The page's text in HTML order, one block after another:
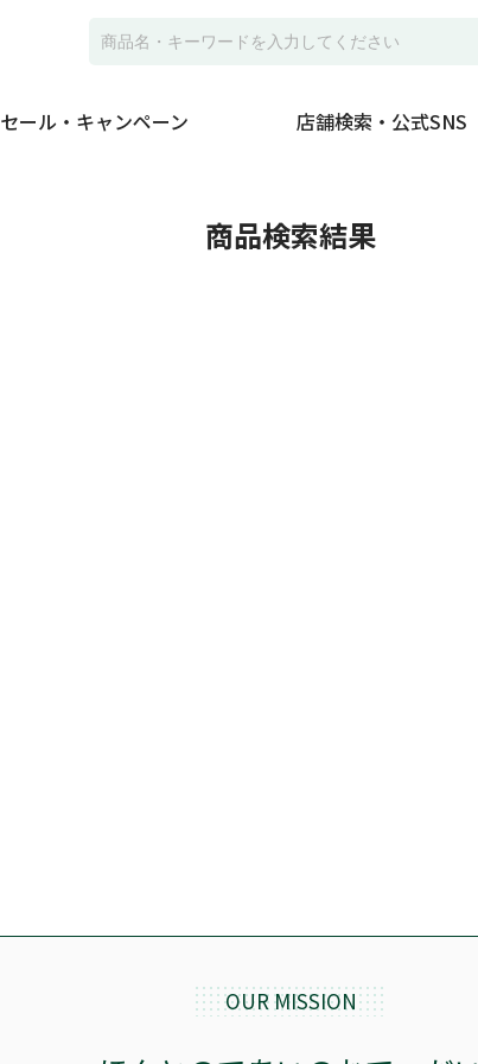
セール・キャンペーン 店舗検索・公式SNS
商品検索結果
OUR MISSION